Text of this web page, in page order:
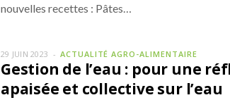
nouvelles recettes : Pâtes…
29 JUIN 2023 ACTUALITÉ AGRO-ALIMENTAIRE
Gestion de l’eau : pour une
apaisée et collective sur l’eau